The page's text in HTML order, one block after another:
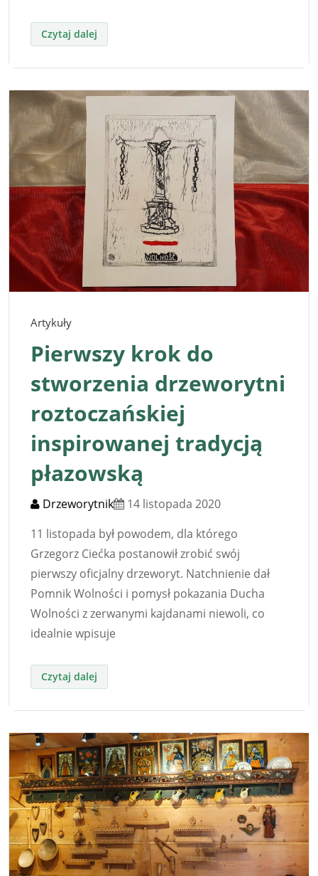
Artykuły
Pierwszy krok do
stworzenia drzeworytni
roztoczańskiej
inspirowanej tradycją
płazowską
Drzeworytnik
14 listopada 2020
11 listopada był powodem, dla którego
Grzegorz Ciećka postanowił zrobić swój
pierwszy oficjalny drzeworyt. Natchnienie dał
Pomnik Wolności i pomysł pokazania Ducha
Wolności z zerwanymi kajdanami niewoli, co
idealnie wpisuje